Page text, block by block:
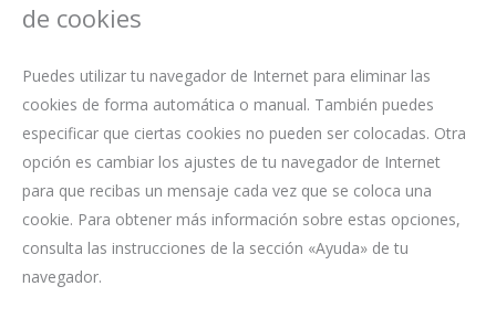
de cookies
Puedes utilizar tu navegador de Internet para eliminar las
cookies de forma automática o manual. También puedes
especificar que ciertas cookies no pueden ser colocadas. Otra
opción es cambiar los ajustes de tu navegador de Internet
para que recibas un mensaje cada vez que se coloca una
cookie. Para obtener más información sobre estas opciones,
consulta las instrucciones de la sección «Ayuda» de tu
navegador.